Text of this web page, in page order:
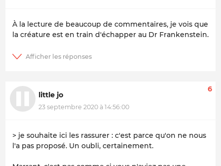
À la lecture de beaucoup de commentaires, je vois que
la créature est en train d'échapper au Dr Frankenstein.
little jo
23 septembre 2020 à 14:56:00
6
> je souhaite ici les rassurer : c'est parce qu'on ne nous
l'a pas proposé. Un oubli, certainement.